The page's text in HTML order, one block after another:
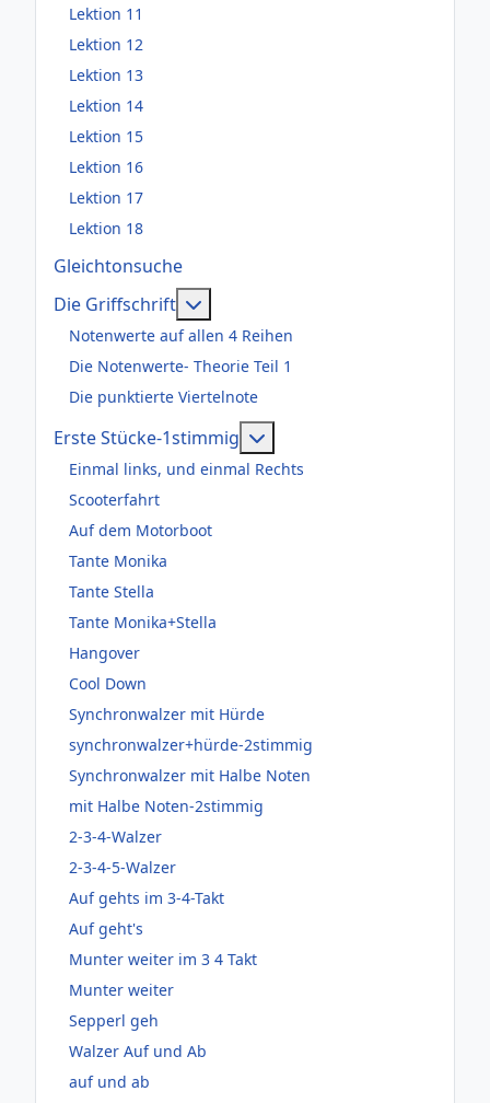
Lektion 11
Lektion 12
Lektion 13
Lektion 14
Lektion 15
Lektion 16
Lektion 17
Lektion 18
Gleichtonsuche
Die Griffschrift
Notenwerte auf allen 4 Reihen
Die Notenwerte- Theorie Teil 1
Die punktierte Viertelnote
Erste Stücke-1stimmig
Einmal links, und einmal Rechts
Scooterfahrt
Auf dem Motorboot
Tante Monika
Tante Stella
Tante Monika+Stella
Hangover
Cool Down
Synchronwalzer mit Hürde
synchronwalzer+hürde-2stimmig
Synchronwalzer mit Halbe Noten
mit Halbe Noten-2stimmig
2-3-4-Walzer
2-3-4-5-Walzer
Auf gehts im 3-4-Takt
Auf geht's
Munter weiter im 3 4 Takt
Munter weiter
Sepperl geh
Walzer Auf und Ab
auf und ab